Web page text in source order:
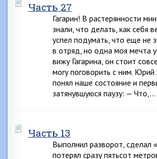
Часть 27
Гагарин! В растерянности
знали, что делать, как себя
успел подумать, что еще не
в отряд, но одна моя мечта
вижу Гагарина, он стоит
могу поговорить с ним. Юрий
понял наше состояние и
затянувшуюся паузу: — Что,…
Часть 13
Выполнил разворот, сделал
потерял сразу пятьсот